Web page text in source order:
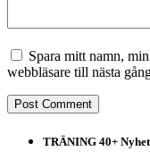
Spara mitt namn,
webbläsare till nästa
TRÄNING 40+